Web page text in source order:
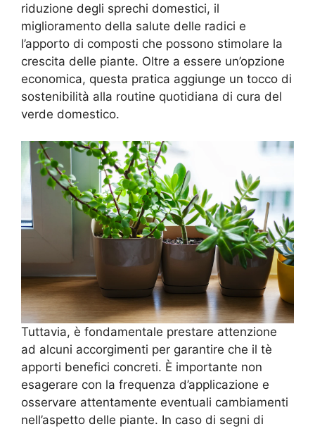
riduzione degli sprechi domestici, il
miglioramento della salute delle radici e
l’apporto di composti che possono stimolare la
crescita delle piante. Oltre a essere un’opzione
economica, questa pratica aggiunge un tocco di
sostenibilità alla routine quotidiana di cura del
verde domestico.
Tuttavia, è fondamentale prestare attenzione
ad alcuni accorgimenti per garantire che il tè
apporti benefici concreti. È importante non
esagerare con la frequenza d’applicazione e
osservare attentamente eventuali cambiamenti
nell’aspetto delle piante. In caso di segni di